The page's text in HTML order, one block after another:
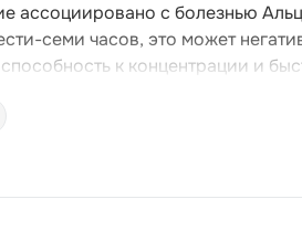
ассоциировано с болезнью
семи часов, это может
к концентрации и